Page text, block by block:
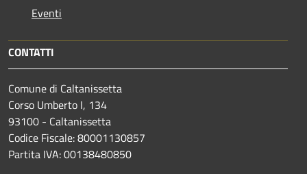
Eventi
CONTATTI
Comune di Caltanissetta
Corso Umberto I, 134
93100 - Caltanissetta
Codice Fiscale: 80001130857
Partita IVA: 00138480850